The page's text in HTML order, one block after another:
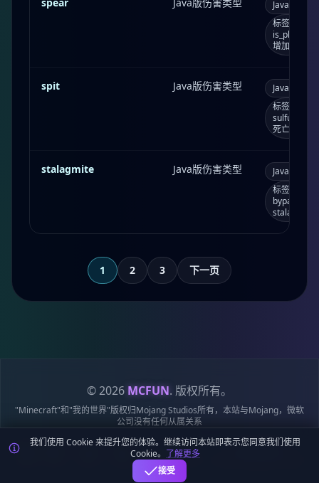
Java版
标签：
is_playe...
增加：0.1
spit Java版伤害类型 Java版
标签：
死亡消息：
stalagmite Java版伤害类型 Java版
标签：
stalagmite
1 2 3 下一页
© 2026 MCFUN. 版权所有。
"Minecraft"和"我的世界"版权归Mojang Studios所有，本站与Mojang，微软
公司没有任何从属关系
隐私
服务
Cookie 站点
地图
鄂ICP备
19018284号-6
鄂公网安备
我们使用 Cookie 来提升您的体验。继续访问本站即表示您同意我们使用
Cookie。 了解更多
接受